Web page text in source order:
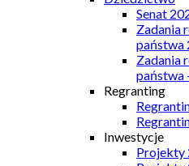
Senat
Zadania
państwa
Zadania
państwa
Regranting
Inwestycje
Projekty